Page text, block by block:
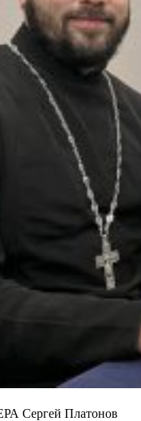
Сергей Платонов